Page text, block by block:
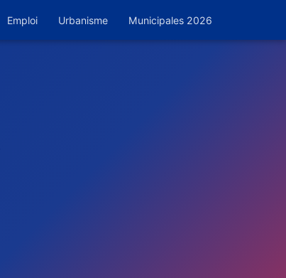
Emploi Urbanisme Municipales 2026